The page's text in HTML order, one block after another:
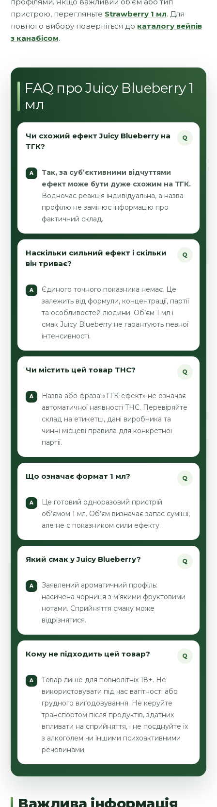
пристрою, перегляньте Strawberry 1 мл. Для
повного вибору поверніться до каталогу вейпів
з канабісом.
FAQ про Juicy Blueberry 1
мл
Чи схожий ефект Juicy Blueberry на
ТГК?
Так, за суб’єктивними відчуттями
ефект може бути дуже схожим на ТГК.
Водночас реакція індивідуальна, а назва
профілю не замінює інформацію про
фактичний склад.
Наскільки сильний ефект і скільки
він триває?
Єдиного точного показника немає. Це
залежить від формули, концентрації, партії
та особливостей людини. Об’єм 1 мл і
смак Juicy Blueberry не гарантують певної
інтенсивності.
Чи містить цей товар THC?
Назва або фраза «ТГК-ефект» не означає
автоматичної наявності THC. Перевіряйте
склад на етикетці, дані виробника та
чинні місцеві правила для конкретної
партії.
Що означає формат 1 мл?
Це готовий одноразовий пристрій
об’ємом 1 мл. Об’єм визначає запас суміші,
але не є показником сили ефекту.
Який смак у Juicy Blueberry?
Заявлений ароматичний профіль:
насичена чорниця з м’якими фруктовими
нотами. Сприйняття смаку може
відрізнятися.
Кому не підходить цей товар?
Товар лише для повнолітніх 18+. Не
використовувати під час вагітності або
грудного вигодовування. Не керуйте
транспортом після продуктів, здатних
впливати на сприйняття, і не поєднуйте їх
з алкоголем чи іншими психоактивними
речовинами.
Важлива інформація